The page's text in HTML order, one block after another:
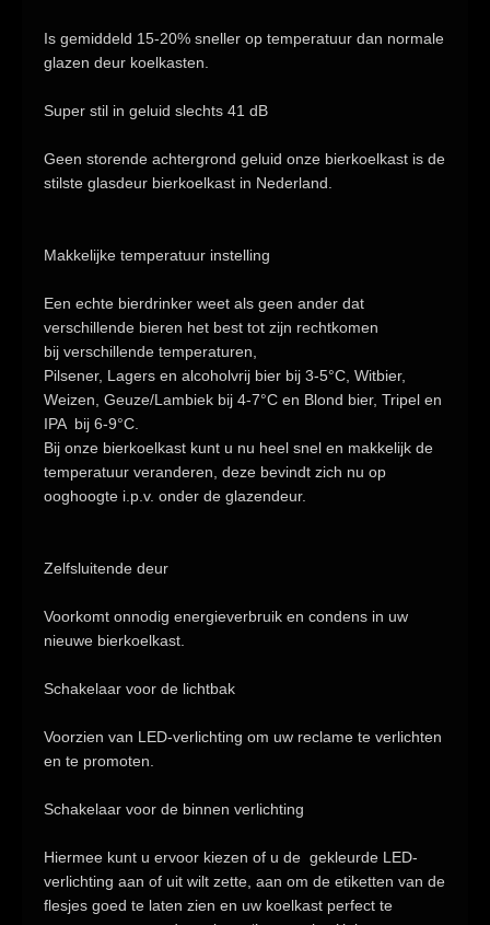
Is gemiddeld 15-20% sneller op temperatuur dan normale
glazen deur koelkasten.
Super stil in geluid slechts 41 dB
Geen storende achtergrond geluid onze bierkoelkast is de
stilste glasdeur bierkoelkast in Nederland.
Makkelijke temperatuur instelling
Een echte bierdrinker weet als geen ander dat
verschillende bieren het best tot zijn rechtkomen
bij verschillende temperaturen,
Pilsener, Lagers en alcoholvrij bier bij 3-5°C Witbier,
Weizen, Geuze/Lambiek bij 4-7°C en Blond bier, Tripel en
IPA bij 6-9°C.
Bij onze bierkoelkast kunt u nu heel snel en makkelijk de
temperatuur veranderen, deze bevindt zich nu op
ooghoogte i.p.v. onder de glazendeur.
Zelfsluitende deur
Voorkomt onnodig energieverbruik en condens in uw
nieuwe bierkoelkast.
Schakelaar voor de lichtbak
Voorzien van LED-verlichting om uw reclame te verlichten
en te promoten.
Schakelaar voor de binnen verlichting
Hiermee kunt u ervoor kiezen of u de gekleurde LED-
verlichting aan of uit wilt zette, aan om de etiketten van de
flesjes goed te laten zien en uw koelkast perfect te